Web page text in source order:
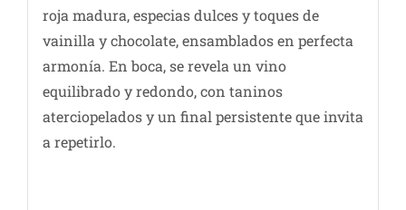
roja madura, especias dulces y toques de
vainilla y chocolate, ensamblados en perfecta
armonía. En boca, se revela un vino
equilibrado y redondo, con taninos
aterciopelados y un final persistente que invita
a repetirlo.